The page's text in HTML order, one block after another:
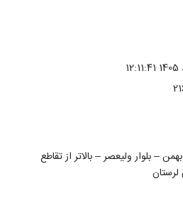
آدرس : خرم آباد – میدان 22 بهمن – بلوار ولیعصر – بالاتر از تقاطع